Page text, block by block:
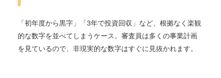
「初年度から黒字」「3年で投資回収」など、根拠なく楽観
的な数字を並べてしまうケース。審査員は多くの事業計画
を見ているので、非現実的な数字はすぐに見抜かれます。